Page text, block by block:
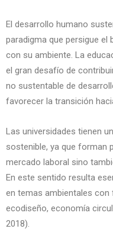
El desarrollo humano
paradigma que persigue el
con su ambiente. La
el gran desafío de
no sustentable de
favorecer la transición
Las universidades tienen
sostenible, ya que forman
mercado laboral sino
En este sentido resulta
en temas ambientales
ecodiseño, economía
2018).